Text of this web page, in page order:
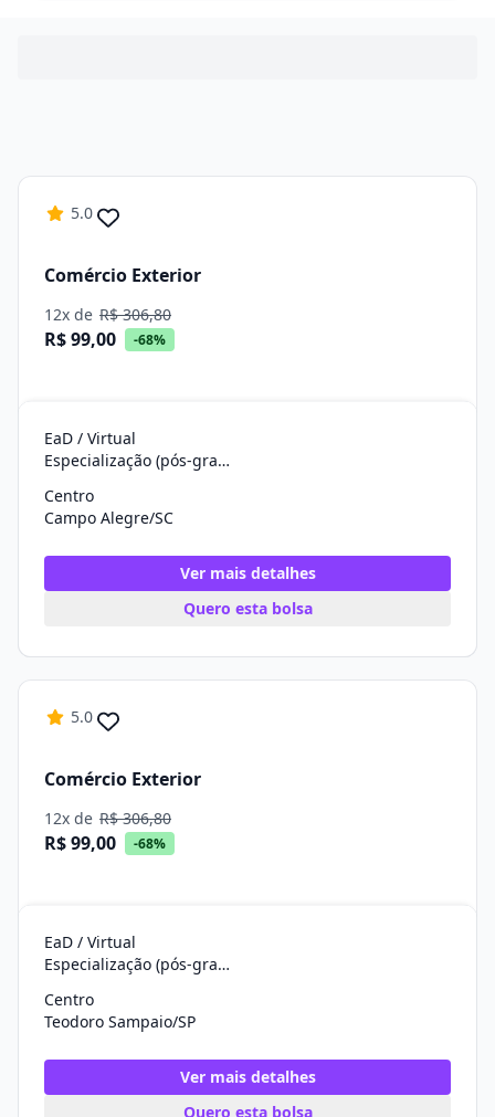
5.0
Comércio Exterior
12x de R$ 306,80
R$ 99,00 -68%
EaD / Virtual
Especialização (pós-graduação)
Centro
Campo Alegre/SC
Ver mais detalhes
Quero esta bolsa
5.0
Comércio Exterior
12x de R$ 306,80
R$ 99,00 -68%
EaD / Virtual
Especialização (pós-graduação)
Centro
Teodoro Sampaio/SP
Ver mais detalhes
Quero esta bolsa